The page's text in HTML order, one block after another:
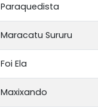
Paraquedista
Maracatu Sururu
Foi Ela
Maxixando